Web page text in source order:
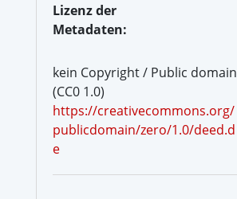
Lizenz der
Metadaten:
kein Copyright / Public domain
(CC0 1.0)
https://creativecommons.org/
publicdomain/zero/1.0/deed.d
e